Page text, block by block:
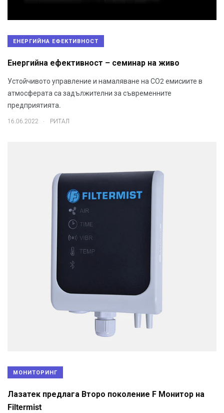
ЕНЕРГИЙНА ЕФЕКТИВНОСТ
Енергийна ефективност – семинар на живо
Устойчивото управление и намаляване на СО2 емисиите в
атмосферата са задължителни за съвременните
предприятията.
16.06.2022 . РИТАЛ
МОНИТОРИНГ
Лазатек предлага Второ поколение F Монитор на
Filtermist